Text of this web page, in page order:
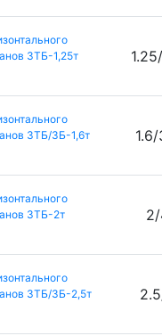
ЗТБ-1,25т
ЗТБ/ЗБ-1,6т
ЗТБ-2т
ЗТБ/ЗБ-2,5т